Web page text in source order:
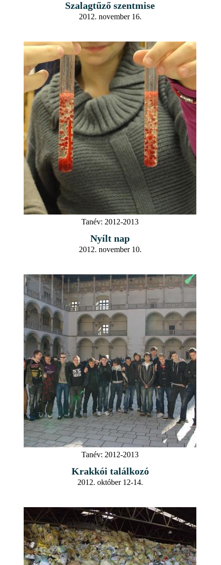
Szalagtűző szentmise
2012. november 16.
Tanév: 2012-2013
Nyílt nap
2012. november 10.
Tanév: 2012-2013
Krakkói találkozó
2012. október 12-14.